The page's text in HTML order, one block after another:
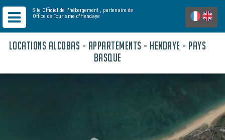
Site Officiel de l'hébergement , partenaire de
Office de Tourisme d'Hendaye
LOCATIONS ALCOBAS - APPARTEMENTS - HENDAYE - PAYS
BASQUE